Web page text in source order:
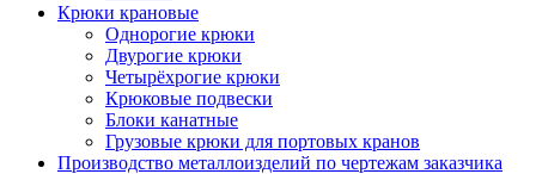
Крюки крановые
Однорогие крюки
Двурогие крюки
Четырёхрогие крюки
Крюковые подвески
Блоки канатные
Грузовые крюки для портовых кранов
Производство металлоизделий по чертежам заказчика